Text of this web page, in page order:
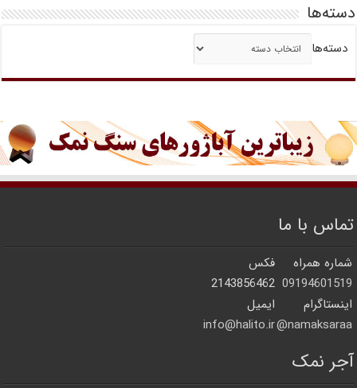
دسته‌ها
دسته‌ها
تماس با ما
شماره همراه
فکس
09194601519
2143856462
اینستاگرام
ایمیل
namaksaraa@
info@halito.ir
آجر نمک